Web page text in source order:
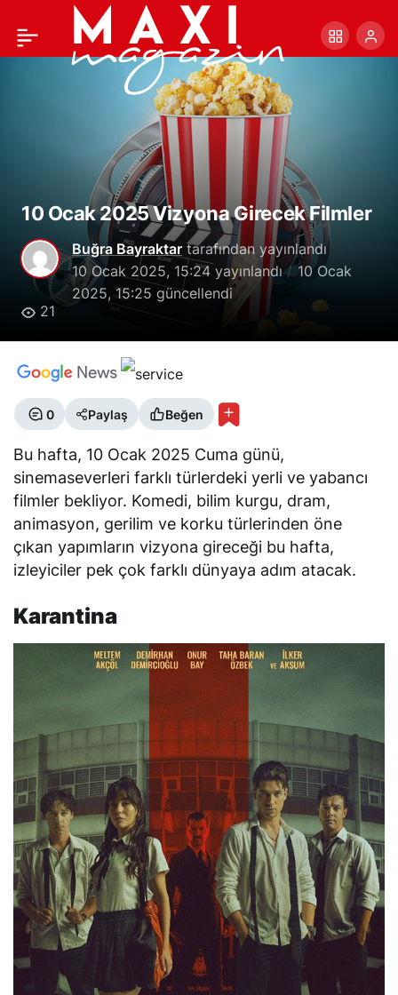
10 Ocak 2025 Vizyona Girecek Filmler
Buğra Bayraktar tarafından yayınlandı
10 Ocak 2025, 15:24 yayınlandı
10 Ocak
2025, 15:25 güncellendi
21
0 Paylaş Beğen
Bu hafta, 10 Ocak 2025 Cuma günü,
sinemaseverleri farklı türlerdeki yerli ve yabancı
filmler bekliyor. Komedi, bilim kurgu, dram,
animasyon, gerilim ve korku türlerinden öne
çıkan yapımların vizyona gireceği bu hafta,
izleyiciler pek çok farklı dünyaya adım atacak.
Karantina
Yusuf Dikeç, “The Day of
the Jackal” Dizisinde
Paylaş